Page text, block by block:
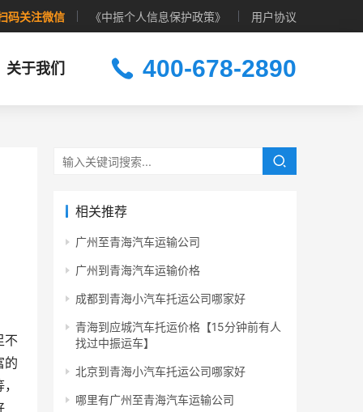
码关注微信 《中振个人信息保护政策》 用户协议
关于我们 400-678-2890
不
的
相关推荐
广州至青海汽车运输公司
广州到青海汽车运输价格
成都到青海小汽车托运公司哪家好
青海到应城汽车托运价格【15分钟前有人
找过中振运车】
北京到青海小汽车托运公司哪家好
哪里有广州至青海汽车运输公司